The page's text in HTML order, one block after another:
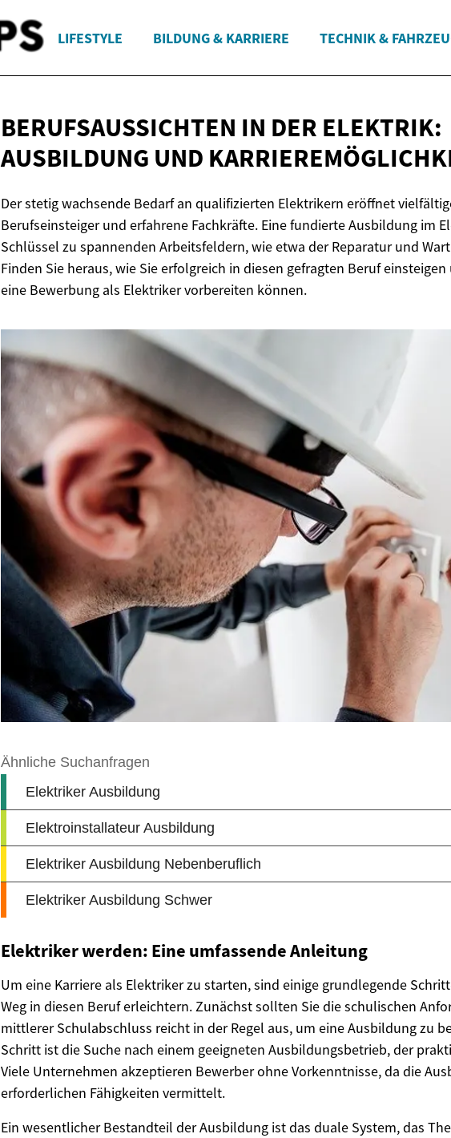
LIFESTYLE BILDUNG & KARRIERE TECHNIK &
BERUFSAUSSICHTEN IN DER ELEKTRIK:
AUSBILDUNG UND
Der stetig wachsende Bedarf an qualifizierten Elektrikern eröffnet
Berufseinsteiger und erfahrene Fachkräfte. Eine fundierte Ausbildung im
Schlüssel zu spannenden Arbeitsfeldern, wie etwa der Reparatur und
Finden Sie heraus, wie Sie erfolgreich in diesen gefragten Beruf
eine Bewerbung als Elektriker vorbereiten können.
Elektriker werden: Eine umfassende Anleitung
Um eine Karriere als Elektriker zu starten, sind einige grundlegende
Weg in diesen Beruf erleichtern. Zunächst sollten Sie die schulischen
mittlerer Schulabschluss reicht in der Regel aus, um eine Ausbildung zu
Schritt ist die Suche nach einem geeigneten Ausbildungsbetrieb, der
Viele Unternehmen akzeptieren Bewerber ohne Vorkenntnisse, da die
erforderlichen Fähigkeiten vermittelt.
Ein wesentlicher Bestandteil der Ausbildung ist das duale System, das